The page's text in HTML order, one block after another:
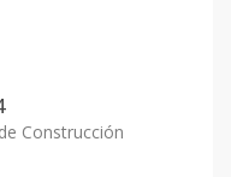
Construcción